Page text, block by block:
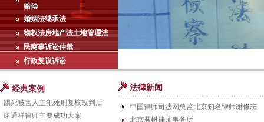
赔偿
婚姻法继承法
物权法房地产法土地管理法
民商事诉讼仲裁
行政复议诉讼
经典案例
踢死被害人主犯死刑复核改判后
谢通祥律师主要成功大案
法律新闻
中国律师司法网总监北京知名律师谢修志
北京君树律师事务所